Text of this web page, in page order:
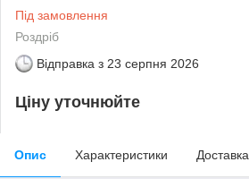
Під замовлення
Роздріб
Відправка з 23 серпня 2026
Ціну уточнюйте
Опис Характеристики Доставка